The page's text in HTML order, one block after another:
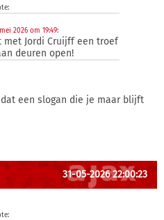
2026 om 19:49:
met Jordi Cruijff een troef
deuren open!
een slogan die je maar blijft
31-05-2026 22:00:23